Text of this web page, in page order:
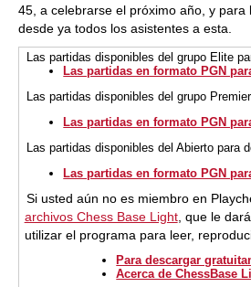
45, a celebrarse el próximo año, y para
desde ya todos los asistentes a esta.
Las partidas disponibles del grupo Elite
Las partidas en formato PGN
Las partidas disponibles del grupo
Las partidas en formato PGN
Las partidas disponibles del Abierto para
Las partidas en formato PGN
Si usted aún no es miembro en
archivos Chess Base Light, que le
utilizar el programa para leer,
Para descargar
Acerca de ChessBase